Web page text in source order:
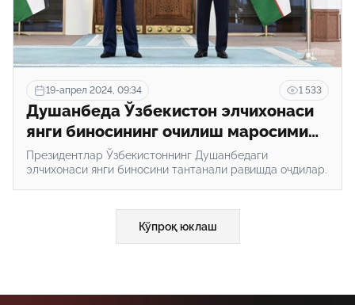
19-апрел 2024, 09:34 1 533
Душанбеда Ўзбекистон элчихонаси
янги биносининг очилиш маросими
бўлиб ўтди
Президентлар Ўзбекистоннинг Душанбедаги
элчихонаси янги биносини тантанали равишда очдилар.
Кўпроқ юклаш